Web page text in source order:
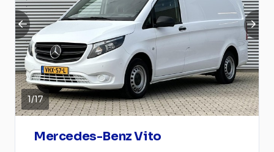
1/17
Mercedes-Benz Vito